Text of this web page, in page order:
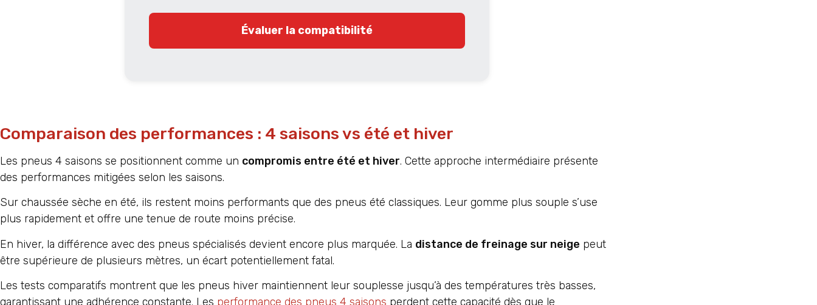
Évaluer la compatibilité
Comparaison des performances : 4 saisons vs été et hiver
Les pneus 4 saisons se positionnent comme un compromis entre été et hiver. Cette approche intermédiaire présente
des performances mitigées selon les saisons.
Sur chaussée sèche en été, ils restent moins performants que des pneus été classiques. Leur gomme plus souple s’use
plus rapidement et offre une tenue de route moins précise.
En hiver, la différence avec des pneus spécialisés devient encore plus marquée. La distance de freinage sur neige peut
être supérieure de plusieurs mètres, un écart potentiellement fatal.
Les tests comparatifs montrent que les pneus hiver maintiennent leur souplesse jusqu’à des températures très basses,
garantissant une adhérence constante. Les performance des pneus 4 saisons perdent cette capacité dès que le